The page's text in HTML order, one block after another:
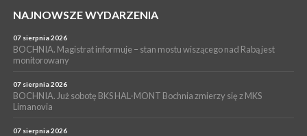
PIELGRZYMKA 2026
Z BOCHNI NA JASNĄ GÓRĘ. Drugi dzień wędrówki [ZDJĘCIA]
WYDARZENIA
NASZ NEWS. Powstał Komitet Ochrony Ładu
Przestrzennego Miasta Bochnia. To odpowiedź na działania
magistratu
NAJNOWSZE WYDARZENIA
07 sierpnia 2026
BOCHNIA. Magistrat informuje – stan mostu wiszącego nad Rabą jest
monitorowany
07 sierpnia 2026
BOCHNIA. Już sobotę BKS HAL-MONT Bochnia zmierzy się z MKS
Limanovia
07 sierpnia 2026